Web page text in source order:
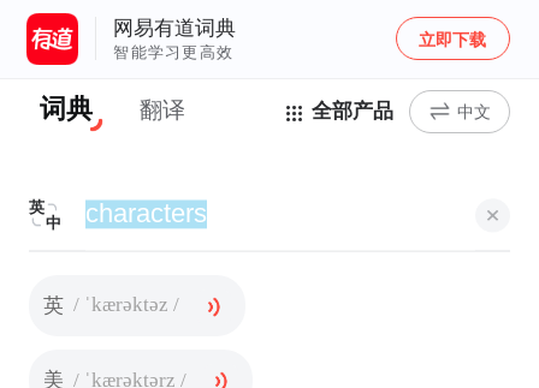
网易有道词典
智能学习更高效
立即下载
词典 翻译 全部产品 中文
英
中
英 / ˈkærəktəz /
美 / ˈkærəktərz /